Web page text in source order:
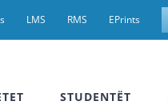
LMS RMS EPrints
STUDENTËT